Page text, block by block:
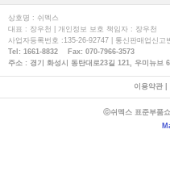
상호명 : 쉬멕스
대표 : 장우천 | 개인정보 보호 책임자 : 장우천
사업자등록번호 :135-26-92747 | 통신판매업신고
Tel: 1661-8832 Fax: 070-7966-3573
주소 : 경기 화성시 동탄대로23길 121, 우미뉴브
이용약관|
ⓒ쉬멕스 표준부품